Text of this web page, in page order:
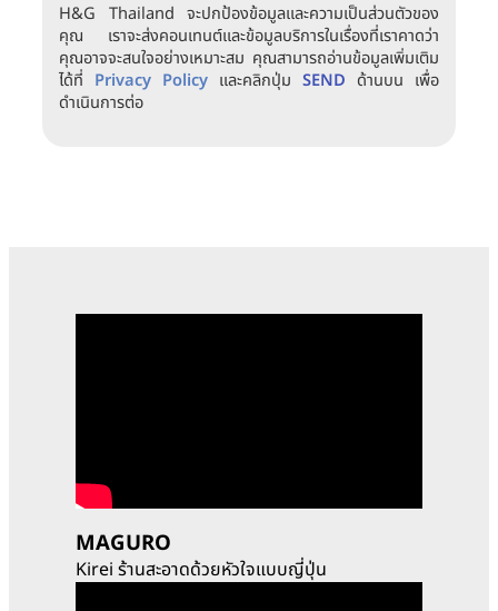
H&G Thailand จะปกป้องข้อมูลและความเป็นส่วนตัวของ
คุณ เราจะส่งคอนเทนต์และข้อมูลบริการในเรื่องที่เราคาดว่า
คุณอาจจะสนใจอย่างเหมาะสม คุณสามารถอ่านข้อมูลเพิ่มเติม
ได้ที่ Privacy Policy และคลิกปุ่ม SEND ด้านบน เพื่อ
ดำเนินการต่อ
MAGURO
Kirei ร้านสะอาดด้วยหัวใจแบบญี่ปุ่น